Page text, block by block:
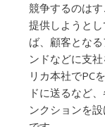
競争するのは
提供しようと
ば、顧客とな
ンドなどに支
リカ本社でPC
ドに送るなど
ンクションを